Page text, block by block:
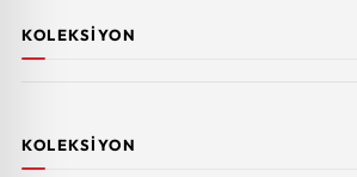
KOLEKSIYON
KOLEKSIYON